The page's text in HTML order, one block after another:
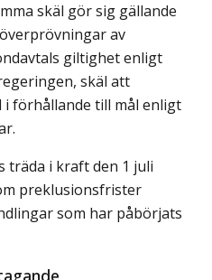
skäl gör sig gällande
av
giltighet enligt
skäl att
i förhållande till mål enligt
träda i kraft den 1 juli
preklusionsfrister
som har påbörjats